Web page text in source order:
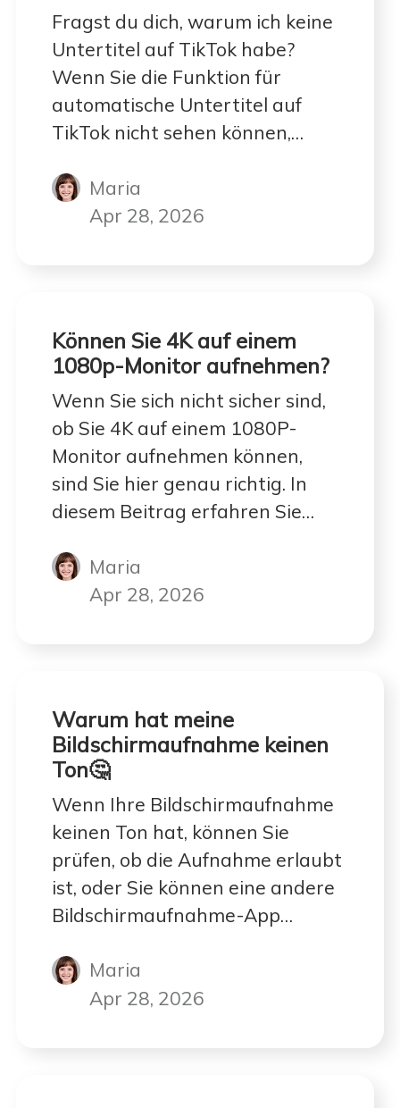
Fragst du dich, warum ich keine
Untertitel auf TikTok habe?
Wenn Sie die Funktion für
automatische Untertitel auf
TikTok nicht sehen können,
TikTok hat automatische
Untertitel für jeden Videoclip
Maria
Apr 28, 2026
Können Sie 4K auf einem
1080p-Monitor aufnehmen?
Wenn Sie sich nicht sicher sind,
ob Sie 4K auf einem 1080P-
Monitor aufnehmen können,
sind Sie hier genau richtig. In
diesem Beitrag erfahren Sie
möchten. Lesen Sie einfach
weiter, um mehr Informationen
Maria
Apr 28, 2026
Warum hat meine
Bildschirmaufnahme keinen
Ton🤔
Wenn Ihre Bildschirmaufnahme
keinen Ton hat, können Sie
prüfen, ob die Aufnahme erlaubt
ist, oder Sie können eine andere
Bildschirmaufnahme-App
Maria
Apr 28, 2026